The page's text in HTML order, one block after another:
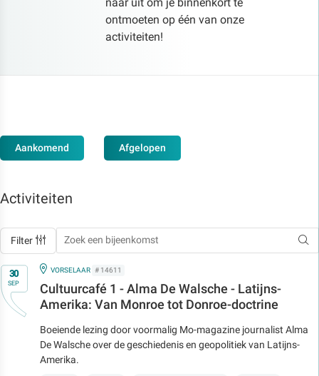
ontmoeten op één van onze
activiteiten!
Aankomend Afgelopen
Activiteiten
Filter
Op30
SEP
IN
VORSELAAR # 14611
Cultuurcafé 1 - Alma De Walsche - Latijns-
Amerika: Van Monroe tot Donroe-doctrine
Boeiende lezing door voormalig Mo-magazine journalist Alma
De Walsche over de geschiedenis en geopolitiek van Latijns-
Amerika.